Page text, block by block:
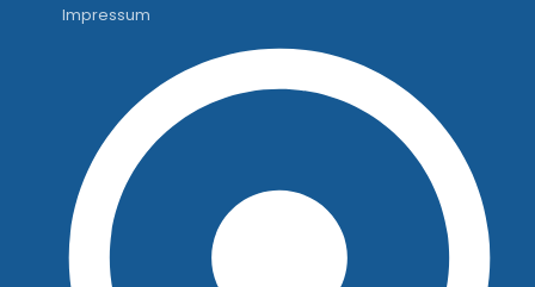
Impressum